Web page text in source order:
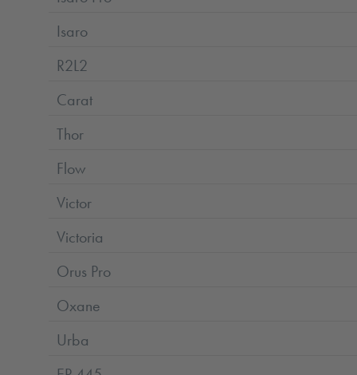
Isaro
R2L2
Carat
Thor
Flow
Victor
Victoria
Orus Pro
Oxane
Urba